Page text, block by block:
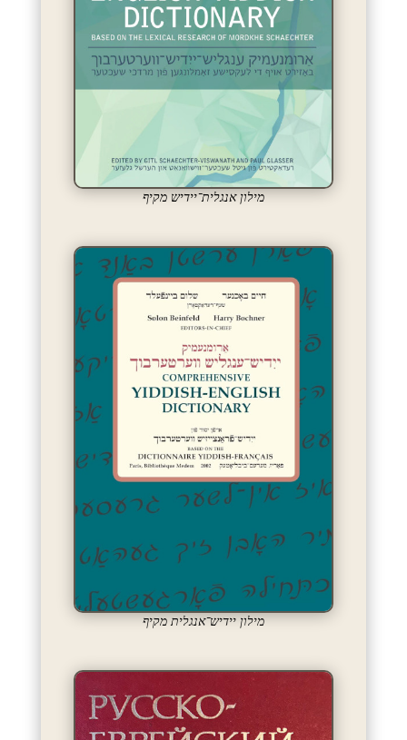
מילון אנגלית־יידיש מקיף
מילון יידיש־אנגלית מקיף